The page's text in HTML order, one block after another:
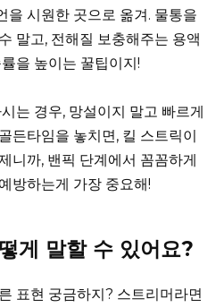
을 시원한 곳으로 옮겨. 물통을
말고, 전해질 보충해주는 용액
을 높이는 꿀팁이지!
는 경우, 망설이지 말고 빠르게
든타임을 놓치면, 킬 스트릭이
니까, 밴픽 단계에서 꼼꼼하게
방하는게 가장 중요해!
게 말할 수 있어요?
표현 궁금하지? 스트리머라면